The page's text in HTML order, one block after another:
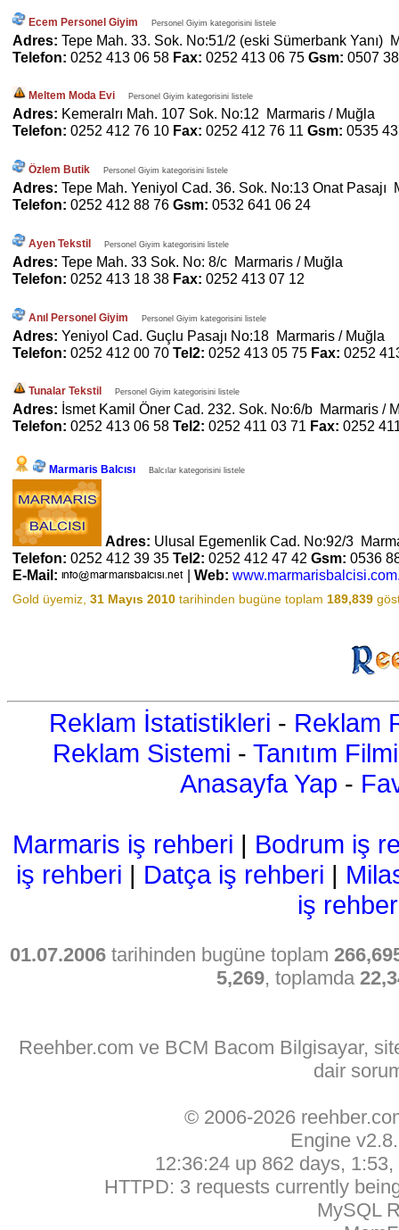
Ecem Personel Giyim Personel Giyim kategorisini listele
Adres: Tepe Mah. 33. Sok. No:51/2 (eski Sümerbank Yanı)
Telefon: 0252 413 06 58 Fax: 0252 413 06 75 Gsm: 0507
Meltem Moda Evi Personel Giyim kategorisini listele
Adres: Kemeralrı Mah. 107 Sok. No:12 Marmaris / Muğla
Telefon: 0252 412 76 10 Fax: 0252 412 76 11 Gsm: 0535
Özlem Butik Personel Giyim kategorisini listele
Adres: Tepe Mah. Yeniyol Cad. 36. Sok. No:13 Onat Pasajı
Telefon: 0252 412 88 76 Gsm: 0532 641 06 24
Ayen Tekstil Personel Giyim kategorisini listele
Adres: Tepe Mah. 33 Sok. No: 8/c Marmaris / Muğla
Telefon: 0252 413 18 38 Fax: 0252 413 07 12
Anıl Personel Giyim Personel Giyim kategorisini listele
Adres: Yeniyol Cad. Guçlu Pasajı No:18 Marmaris / Muğla
Telefon: 0252 412 00 70 Tel2: 0252 413 05 75 Fax: 0252
Tunalar Tekstil Personel Giyim kategorisini listele
Adres: İsmet Kamil Öner Cad. 232. Sok. No:6/b Marmaris /
Telefon: 0252 413 06 58 Tel2: 0252 411 03 71 Fax: 0252
Marmaris Balcısı Balcılar kategorisini listele
Adres: Ulusal Egemenlik Cad. No:92/3
Telefon: 0252 412 39 35 Tel2: 0252 412 47 42 Gsm: 0536
E-Mail:
| Web:
Gold üyemiz, 31 Mayıs 2010 tarihinden bugüne toplam 189,839
Reklam İstatistikleri - Reklam
Reklam Sistemi - Tanıtım Filmi
Anasayfa Yap -
Marmaris iş rehberi | Bodrum iş
iş rehberi | Datça iş rehberi |
iş
01.07.2006 tarihinden bugüne toplam
5,269, toplamda
Reehber.com ve BCM Bacom Bilgisayar,
dair
© 2006-2026
Engine
12:36:24 up 862 days,
HTTPD: 3 requests currently
MySQL